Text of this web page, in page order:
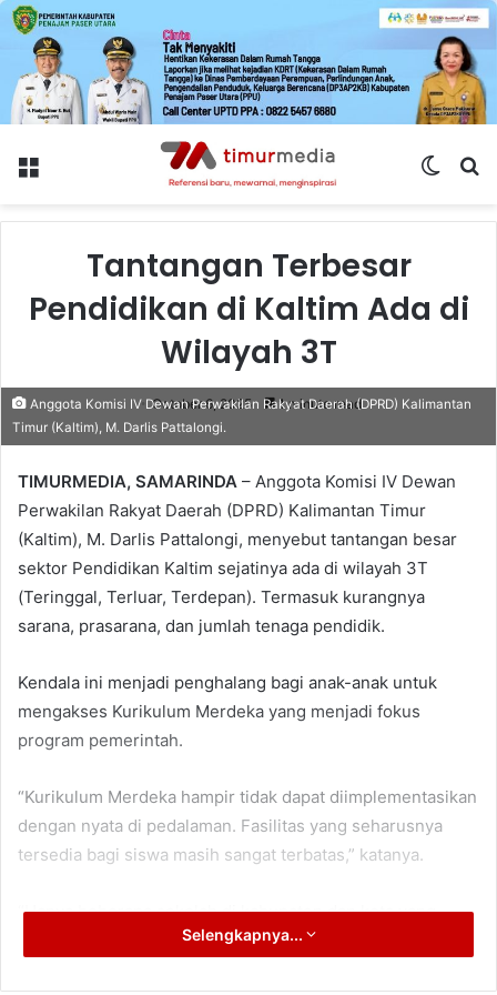
Menu
Switch
Tantangan Terbesar
Pendidikan di Kaltim Ada di
Wilayah 3T
October 6, 2025 1 minute read
Anggota Komisi IV Dewan Perwakilan Rakyat Daerah (DPRD) Kalimantan
Timur (Kaltim), M. Darlis Pattalongi.
TIMURMEDIA, SAMARINDA – Anggota Komisi IV Dewan
Perwakilan Rakyat Daerah (DPRD) Kalimantan Timur
(Kaltim), M. Darlis Pattalongi, menyebut tantangan besar
sektor Pendidikan Kaltim sejatinya ada di wilayah 3T
(Teringgal, Terluar, Terdepan). Termasuk kurangnya
sarana, prasarana, dan jumlah tenaga pendidik.
Kendala ini menjadi penghalang bagi anak-anak untuk
mengakses Kurikulum Merdeka yang menjadi fokus
program pemerintah.
“Kurikulum Merdeka hampir tidak dapat diimplementasikan
dengan nyata di pedalaman. Fasilitas yang seharusnya
tersedia bagi siswa masih sangat terbatas,” katanya.
“Hanya beberapa sekolah di kabupaten dan kota yang
mampu menerapkannya, sedangkan di pedalaman,
Selengkapnya...